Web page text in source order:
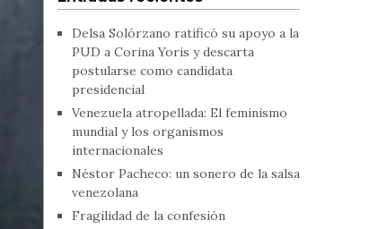
Delsa Solórzano ratificó su apoyo a la
PUD a Corina Yoris y descarta
postularse como candidata
presidencial
Venezuela atropellada: El feminismo
mundial y los organismos
internacionales
Néstor Pacheco: un sonero de la salsa
venezolana
Fragilidad de la confesión